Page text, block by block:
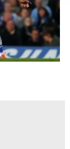
çerezler
bilgi